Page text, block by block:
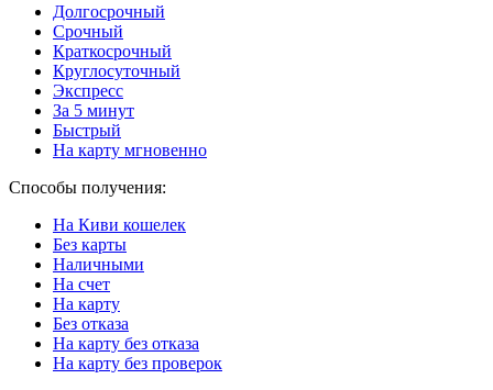
Долгосрочный
Срочный
Краткосрочный
Круглосуточный
Экспресс
За 5 минут
Быстрый
На карту мгновенно
Способы получения:
На Киви кошелек
Без карты
Наличными
На счет
На карту
Без отказа
На карту без отказа
На карту без проверок